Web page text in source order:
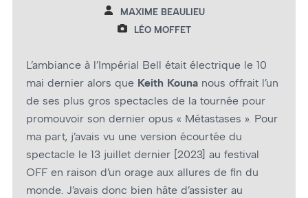
MAXIME BEAULIEU
LÉO MOFFET
L’ambiance à l’Impérial Bell était électrique le 10
mai dernier alors que Keith Kouna nous offrait l’un
de ses plus gros spectacles de la tournée pour
promouvoir son dernier opus « Métastases ». Pour
ma part, j’avais vu une version écourtée du
spectacle le 13 juillet dernier [2023] au festival
OFF en raison d’un orage aux allures de fin du
monde. J’avais donc bien hâte d’assister au